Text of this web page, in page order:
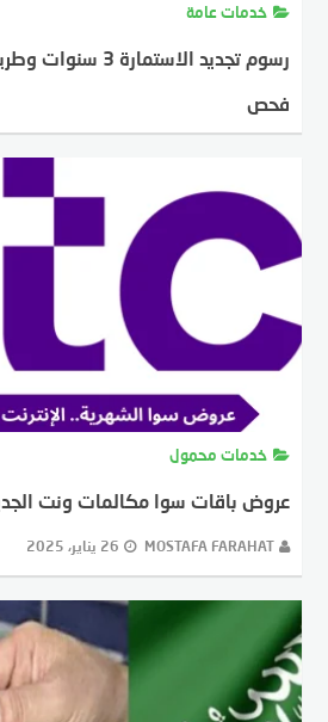
خدمات عامة
رسوم تجديد
فحص
خدمات محمول
عروض باقات سوا مكالمات ونت
MOSTAFA FARAHAT 26 يناير، 2025